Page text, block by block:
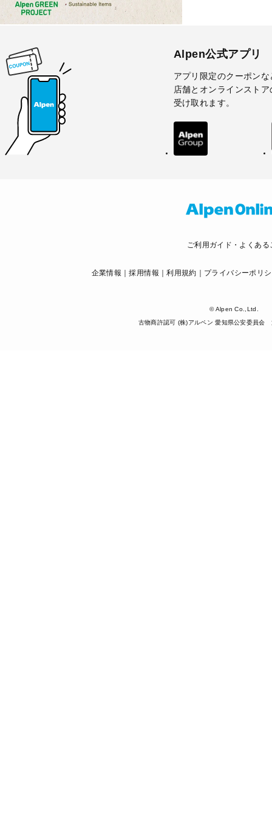
Alpen公式アプリ
アプリ限定のクーポンな
店舗とオンラインスト
受け取れます。
ご利用ガイド・よくある
企業情報 採用情報 利用規約 プライバシーポリ
© Alpen Co.,Ltd.
古物商許認可 (株)アルペン 愛知県公安委員